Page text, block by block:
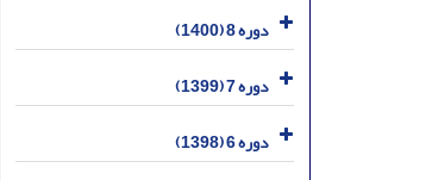
دوره 8 (1400)
دوره 7 (1399)
دوره 6 (1398)